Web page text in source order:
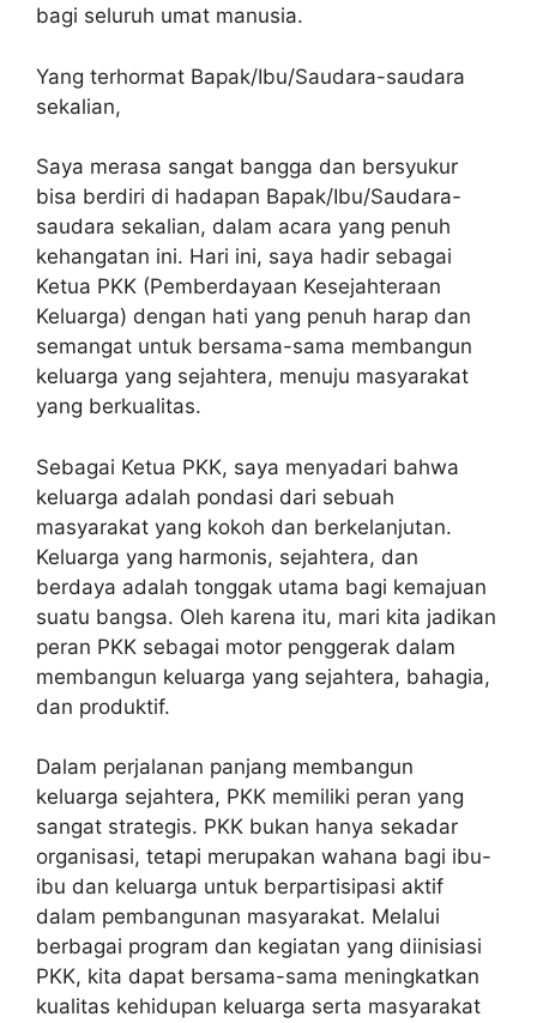
bagi seluruh umat manusia.
Yang terhormat Bapak/Ibu/Saudara-saudara
sekalian,
Saya merasa sangat bangga dan bersyukur
bisa berdiri di hadapan Bapak/Ibu/Saudara-
saudara sekalian, dalam acara yang penuh
kehangatan ini. Hari ini, saya hadir sebagai
Ketua PKK (Pemberdayaan Kesejahteraan
Keluarga) dengan hati yang penuh harap dan
semangat untuk bersama-sama membangun
keluarga yang sejahtera, menuju masyarakat
yang berkualitas.
Sebagai Ketua PKK, saya menyadari bahwa
keluarga adalah pondasi dari sebuah
masyarakat yang kokoh dan berkelanjutan.
Keluarga yang harmonis, sejahtera, dan
berdaya adalah tonggak utama bagi kemajuan
suatu bangsa. Oleh karena itu, mari kita jadikan
peran PKK sebagai motor penggerak dalam
membangun keluarga yang sejahtera, bahagia,
dan produktif.
Dalam perjalanan panjang membangun
keluarga sejahtera, PKK memiliki peran yang
sangat strategis. PKK bukan hanya sekadar
organisasi, tetapi merupakan wahana bagi ibu-
ibu dan keluarga untuk berpartisipasi aktif
dalam pembangunan masyarakat. Melalui
berbagai program dan kegiatan yang diinisiasi
PKK, kita dapat bersama-sama meningkatkan
kualitas kehidupan keluarga serta masyarakat